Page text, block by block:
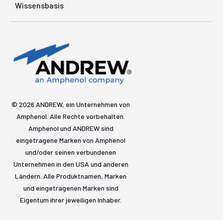
Wissensbasis
© 2026 ANDREW, ein Unternehmen von
Amphenol. Alle Rechte vorbehalten.
Amphenol und ANDREW sind
eingetragene Marken von Amphenol
und/oder seinen verbundenen
Unternehmen in den USA und anderen
Ländern. Alle Produktnamen, Marken
und eingetragenen Marken sind
Eigentum ihrer jeweiligen Inhaber.